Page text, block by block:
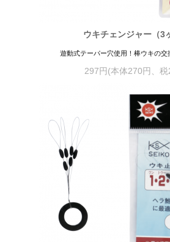
ウキチェンジャー（3
遊動式テーパー穴使用！棒ウキの交
297円(本体270円、税